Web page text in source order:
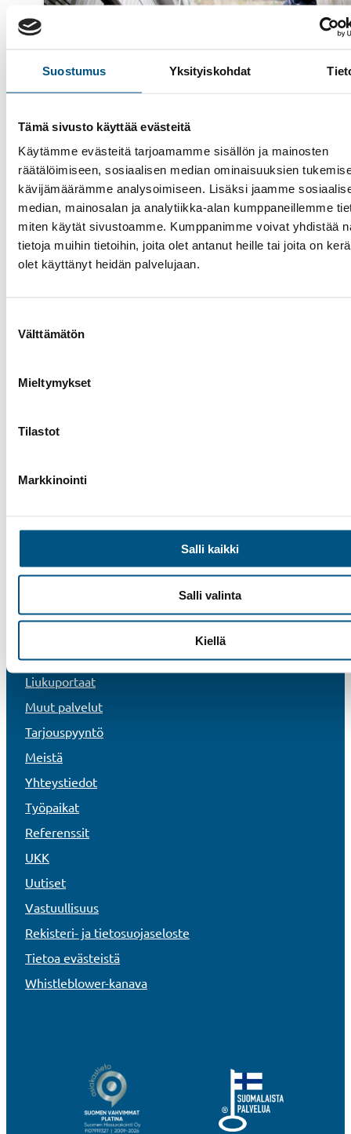
Suostumus Yksityiskohdat
Tämä sivusto käyttää evästeitä
Käytämme evästeitä tarjoamamme sisällön ja mainosten
räätälöimiseen, sosiaalisen median ominaisuuksien
kävijämäärämme analysoimiseen. Lisäksi jaamme
median, mainosalan ja analytiikka-alan kumppaneillemme
miten käytät sivustoamme. Kumppanimme voivat yhdistää
tietoja muihin tietoihin, joita olet antanut heille tai joita on
olet käyttänyt heidän palvelujaan.
valinta
Välttämätön
Mieltymykset
Tilastot
Markkinointi
Salli kaikki
Salli valinta
Kiellä
3 maaliskuun, 2019
Suomen Hissiurakointi korostaa yksilöllisen
merkitystä laitteen toimivuuden ja
takaajana
ovien sekä liukuportaiden toimivuuden ylläpito
huoltoa, muistuttaa Suomen Hissiurakointi Oy
Hissit
Liukuportaat
Muut palvelut
Tarjouspyyntö
Meistä
Yhteystiedot
Työpaikat
Referenssit
UKK
Uutiset
Vastuullisuus
Rekisteri- ja tietosuojaseloste
Tietoa evästeistä
Whistleblower-kanava